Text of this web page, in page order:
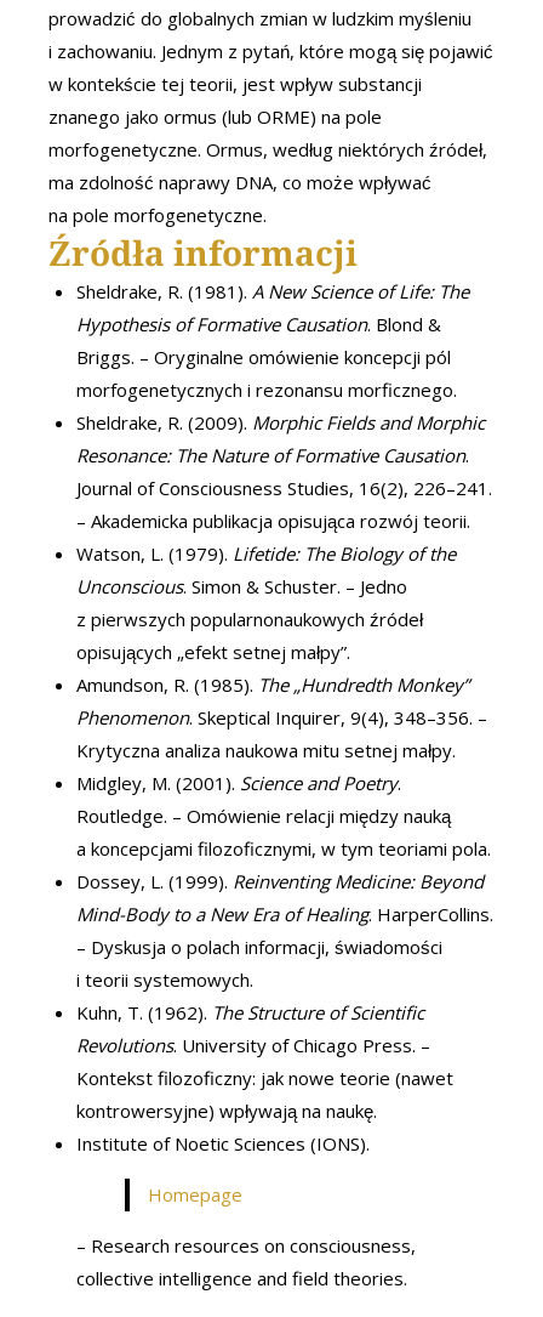
prowadzić do globalnych zmian w ludzkim myśleniu
i zachowaniu. Jednym z pytań, które mogą się pojawić
w kontekście tej teorii, jest wpływ substancji
znanego jako ormus (lub ORME) na pole
morfogenetyczne. Ormus, według niektórych źródeł,
ma zdolność naprawy DNA, co może wpływać
na pole morfogenetyczne.
Źródła informacji
Sheldrake, R. (1981). A New Science of Life: The
Hypothesis of Formative Causation. Blond &
Briggs. – Oryginalne omówienie koncepcji pól
morfogenetycznych i rezonansu morficznego.
Sheldrake, R. (2009). Morphic Fields and Morphic
Resonance: The Nature of Formative Causation.
Journal of Consciousness Studies, 16(2), 226–241.
– Akademicka publikacja opisująca rozwój teorii.
Watson, L. (1979). Lifetide: The Biology of the
Unconscious. Simon & Schuster. – Jedno
z pierwszych popularnonaukowych źródeł
opisujących „efekt setnej małpy”.
Amundson, R. (1985). The „Hundredth Monkey”
Phenomenon. Skeptical Inquirer, 9(4), 348–356. –
Krytyczna analiza naukowa mitu setnej małpy.
Midgley, M. (2001). Science and Poetry.
Routledge. – Omówienie relacji między nauką
a koncepcjami filozoficznymi, w tym teoriami pola.
Dossey, L. (1999). Reinventing Medicine: Beyond
Mind-Body to a New Era of Healing. HarperCollins.
– Dyskusja o polach informacji, świadomości
i teorii systemowych.
Kuhn, T. (1962). The Structure of Scientific
Revolutions. University of Chicago Press. –
Kontekst filozoficzny: jak nowe teorie (nawet
kontrowersyjne) wpływają na naukę.
Institute of Noetic Sciences (IONS).
Homepage
– Research resources on consciousness,
collective intelligence and field theories.